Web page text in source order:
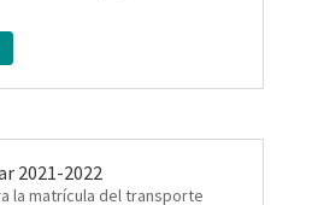
2021-2022
la matrícula del transporte